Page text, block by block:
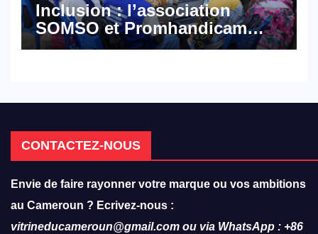
Inclusion : l’association
SOMSO et Promhandicam
militent en faveur d’une
CONTACTEZ-NOUS
Envie de faire rayonner votre marque ou vos ambitions
au Cameroun ? Ecrivez-nous :
vitrineducameroun@gmail.com ou via WhatsApp : +86